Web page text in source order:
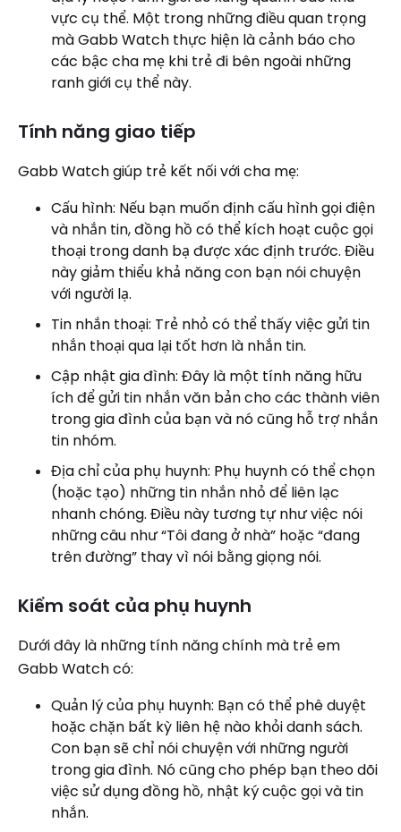
vực cụ thể. Một trong những điều quan trọng
mà Gabb Watch thực hiện là cảnh báo cho
các bậc cha mẹ khi trẻ đi bên ngoài những
ranh giới cụ thể này.
Tính năng giao tiếp
Gabb Watch giúp trẻ kết nối với cha mẹ:
Cấu hình: Nếu bạn muốn định cấu hình gọi điện
và nhắn tin, đồng hồ có thể kích hoạt cuộc gọi
thoại trong danh bạ được xác định trước. Điều
này giảm thiểu khả năng con bạn nói chuyện
với người lạ.
Tin nhắn thoại: Trẻ nhỏ có thể thấy việc gửi tin
nhắn thoại qua lại tốt hơn là nhắn tin.
Cập nhật gia đình: Đây là một tính năng hữu
ích để gửi tin nhắn văn bản cho các thành viên
trong gia đình của bạn và nó cũng hỗ trợ nhắn
tin nhóm.
Địa chỉ của phụ huynh: Phụ huynh có thể chọn
(hoặc tạo) những tin nhắn nhỏ để liên lạc
nhanh chóng. Điều này tương tự như việc nói
những câu như “Tôi đang ở nhà” hoặc “đang
trên đường” thay vì nói bằng giọng nói.
Kiểm soát của phụ huynh
Dưới đây là những tính năng chính mà trẻ em
Gabb Watch có:
Quản lý của phụ huynh: Bạn có thể phê duyệt
hoặc chặn bất kỳ liên hệ nào khỏi danh sách.
Con bạn sẽ chỉ nói chuyện với những người
trong gia đình. Nó cũng cho phép bạn theo dõi
việc sử dụng đồng hồ, nhật ký cuộc gọi và tin
nhắn.